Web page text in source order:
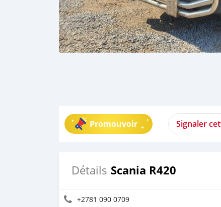
Promouvoir Signaler
Détails Scania R420
+2781 090 0709